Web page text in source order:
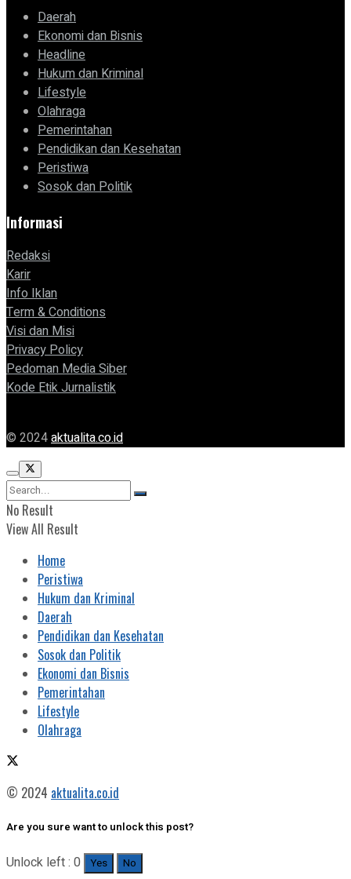
Daerah
Ekonomi dan Bisnis
Headline
Hukum dan Kriminal
Lifestyle
Olahraga
Pemerintahan
Pendidikan dan Kesehatan
Peristiwa
Sosok dan Politik
Informasi
Redaksi
Karir
Info Iklan
Term & Conditions
Visi dan Misi
Privacy Policy
Pedoman Media Siber
Kode Etik Jurnalistik
© 2024aktualita.co.id
No Result
View All Result
Home
Peristiwa
Hukum dan Kriminal
Daerah
Pendidikan dan Kesehatan
Sosok dan Politik
Ekonomi dan Bisnis
Pemerintahan
Lifestyle
Olahraga
© 2024 aktualita.co.id
Are you sure want to unlock this post?
Unlock left : 0 Yes No